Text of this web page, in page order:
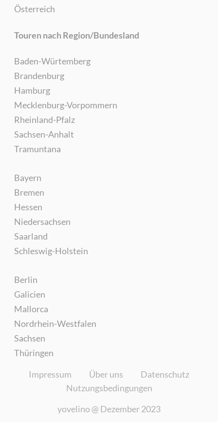
Österreich
Touren nach Region/Bundesland
Baden-Würtemberg
Brandenburg
Hamburg
Mecklenburg-Vorpommern
Rheinland-Pfalz
Sachsen-Anhalt
Tramuntana
Bayern
Bremen
Hessen
Niedersachsen
Saarland
Schleswig-Holstein
Berlin
Galicien
Mallorca
Nordrhein-Westfalen
Sachsen
Thüringen
Impressum Über uns
Datenschutz
Nutzungsbedingungen
yovelino @ Dezember 2023